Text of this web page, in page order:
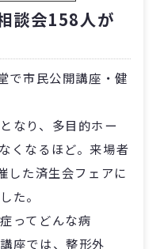
談会158人が
で市民公開講座・健
なり、多目的ホー
くなるほど。来場者
した済生会フェアに
た。
ってどんな病
座では、整形外